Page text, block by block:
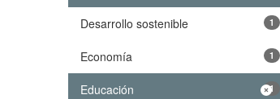
Desarrollo sostenible 1
Economía 1
Educación 1